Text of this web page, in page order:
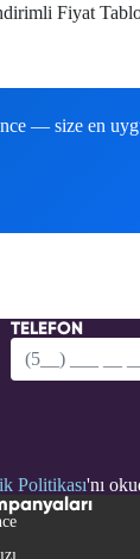
Fiyat
— size en
TELEFON
Politikası'nı